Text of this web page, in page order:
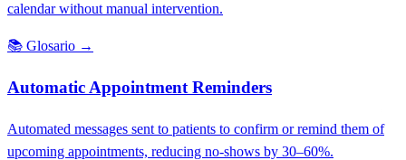
calendar without manual intervention.
📚 Glosario →
Automatic Appointment Reminders
Automated messages sent to patients to confirm or remind them of
upcoming appointments, reducing no-shows by 30–60%.